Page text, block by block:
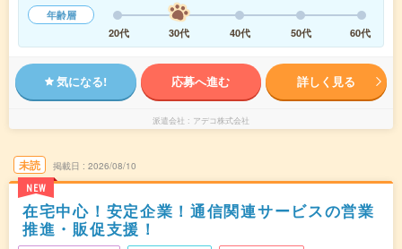
年齢層
20代
30代 40代 50代 60代
気になる! 応募へ進む 詳しく見る
派遣会社 アデコ株式会社
未読
NEW
掲載日 2026/08/10
在宅中心！安定企業！通信関連サービスの営業
推進・販促支援！